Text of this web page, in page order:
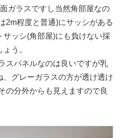
ガラスですし当然角部屋なの
2m程度と普通)にサッシがある
ッシ(角部屋)にも負けない採
う。
スパネルなのは良いですが乳
グレーガラスの方が透け透け
の分外からも見えますので良